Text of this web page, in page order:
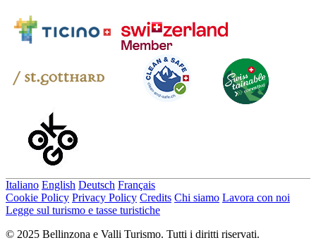
Italiano English Deutsch Français
Cookie Policy Privacy Policy Credits Chi siamo Lavora con noi
Legge sul turismo e tasse turistiche
© 2025 Bellinzona e Valli Turismo. Tutti i diritti riservati.